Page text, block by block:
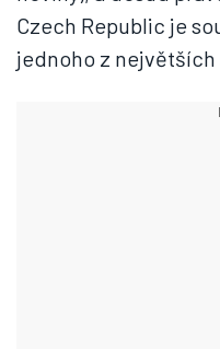
Czech Republic je
jednoho z